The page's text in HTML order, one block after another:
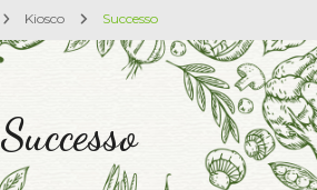
Kiosco Successo
Successo